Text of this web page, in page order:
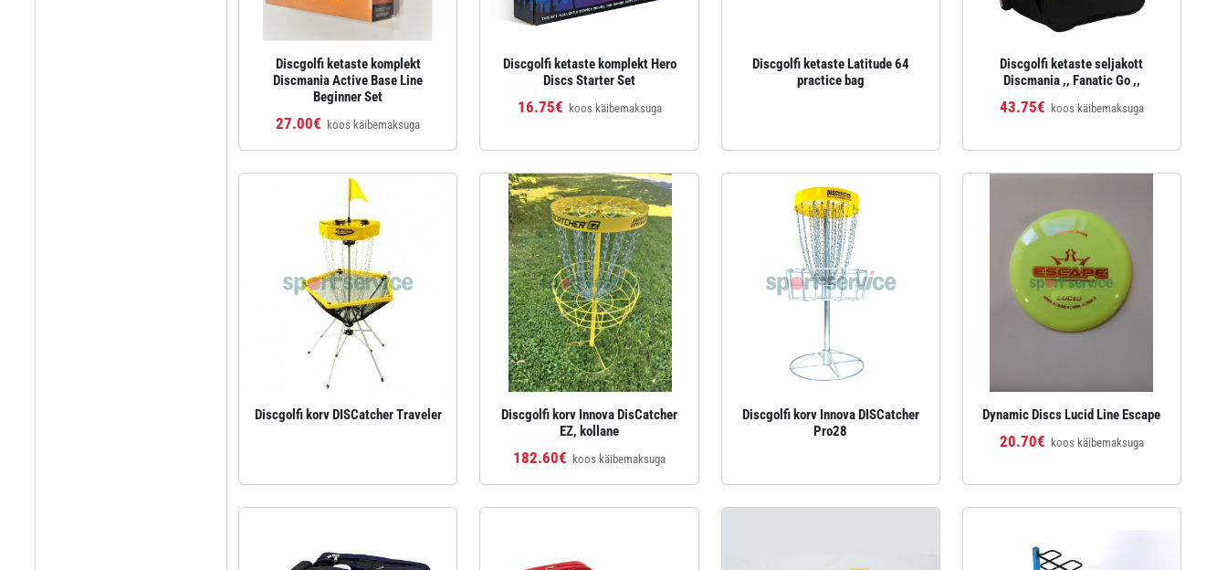
Discgolfi ketaste komplekt
Discmania Active Base Line
Beginner Set
27.00€ koos käibemaksuga
Discgolfi ketaste komplekt Hero
Discs Starter Set
16.75€ koos käibemaksuga
Discgolfi ketaste Latitude 64
practice bag
Discgolfi ketaste seljakott
Discmania ,, Fanatic Go ,,
43.75€ koos käibemaksuga
Discgolfi korv DISCatcher Traveler
Discgolfi korv Innova DisCatcher
EZ, kollane
182.60€ koos käibemaksuga
Discgolfi korv Innova DISCatcher
Pro28
Dynamic Discs Lucid Line Escape
20.70€ koos käibemaksuga